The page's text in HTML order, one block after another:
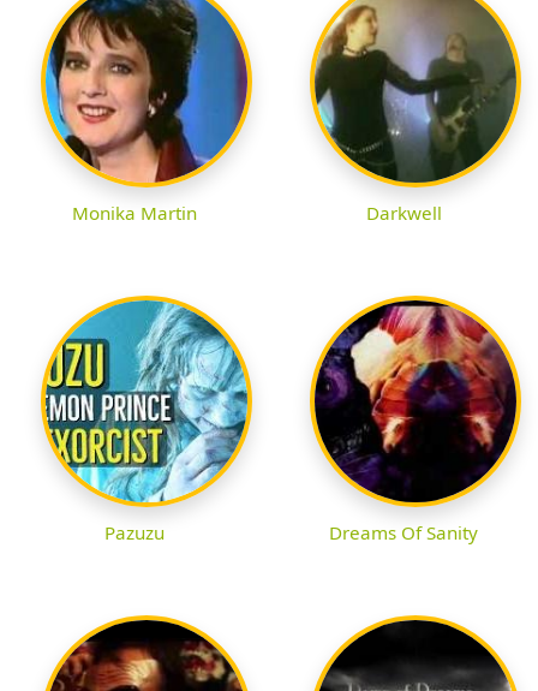
Monika Martin Darkwell
Pazuzu Dreams Of Sanity